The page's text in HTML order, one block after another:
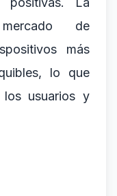
de
más
lo que
los usuarios y